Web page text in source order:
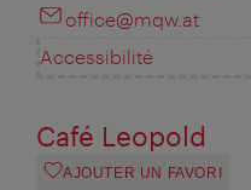
office@mqw.at
Accessibilité
Café Leopold
AJOUTER UN FAVORI